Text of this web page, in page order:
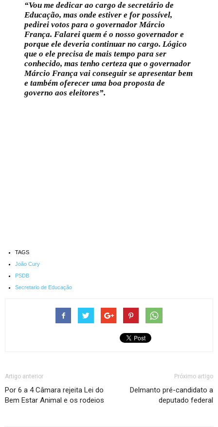
“Vou me dedicar ao cargo de secretário de
Educação, mas onde estiver e for possível,
pedirei votos para o governador Márcio
França. Falarei quem é o nosso governador e
porque ele deveria continuar no cargo. Lógico
que o ele precisa de mais tempo para ser
conhecido, mas tenho certeza que o governador
Márcio França vai conseguir se apresentar bem
e também oferecer uma boa proposta de
governo aos eleitores”.
TAGS
João Cury
PSDB
Secretario de Educação
Artigo anterior
Por 6 a 4 Câmara rejeita Lei do
Bem Estar Animal e os rodeios
Próximo artigo
Delmanto pré-candidato a
deputado federal